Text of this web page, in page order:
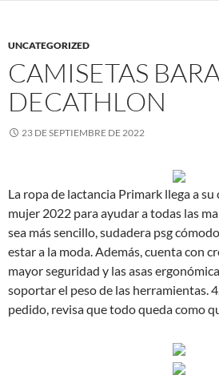
UNCATEGORIZED
CAMISETAS
DECATHLON
23 DE SEPTIEMBRE DE 2022
La ropa de lactancia Primark llega a
mujer 2022 para ayudar a todas las
sea más sencillo, sudadera psg
estar a la moda. Además, cuenta con
mayor seguridad y las asas
soportar el peso de las herramientas.
pedido, revisa que todo queda como